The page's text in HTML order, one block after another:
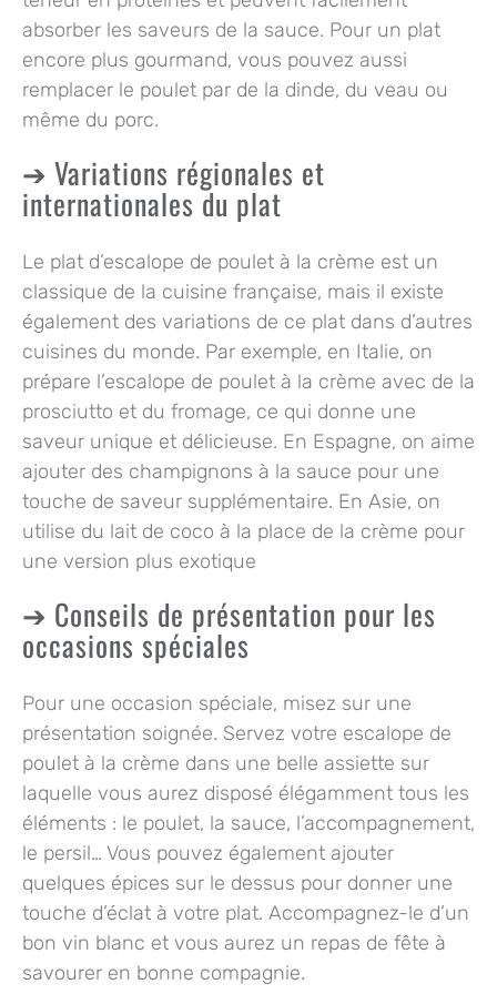
absorber les saveurs de la sauce. Pour un plat
encore plus gourmand, vous pouvez aussi
remplacer le poulet par de la dinde, du veau ou
même du porc.
Variations régionales et
internationales du plat
Le plat d’escalope de poulet à la crème est un
classique de la cuisine française, mais il existe
également des variations de ce plat dans d’autres
cuisines du monde. Par exemple, en Italie, on
prépare l’escalope de poulet à la crème avec de la
prosciutto et du fromage, ce qui donne une
saveur unique et délicieuse. En Espagne, on aime
ajouter des champignons à la sauce pour une
touche de saveur supplémentaire. En Asie, on
utilise du lait de coco à la place de la crème pour
une version plus exotique
Conseils de présentation pour les
occasions spéciales
Pour une occasion spéciale, misez sur une
présentation soignée. Servez votre escalope de
poulet à la crème dans une belle assiette sur
laquelle vous aurez disposé élégamment tous les
éléments : le poulet, la sauce, l’accompagnement,
le persil… Vous pouvez également ajouter
quelques épices sur le dessus pour donner une
touche d’éclat à votre plat. Accompagnez-le d’un
bon vin blanc et vous aurez un repas de fête à
savourer en bonne compagnie.